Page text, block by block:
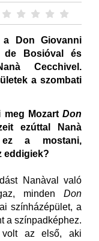
a Don Giovanni
de Bosióval és
Cecchivel.
a szombati
meg MozartDon
ezúttal Nanà
a mostani,
eddigiek?
Nanàval való
minden Don
színházépület, a
a színpadképhez.
volt az első, aki